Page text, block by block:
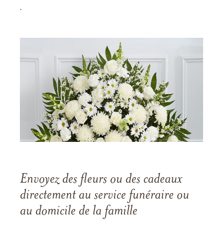
Envoyez des fleurs ou des cadeaux
directement au service funéraire ou
au domicile de la famille